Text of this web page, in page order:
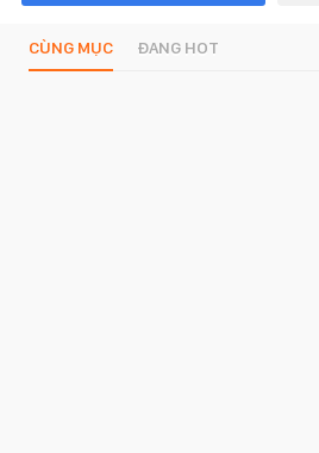
CÙNG MỤC ĐANG HOT